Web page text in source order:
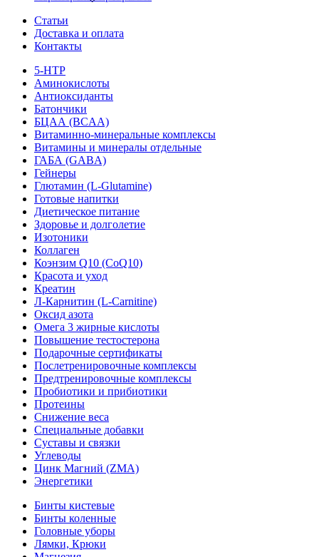
Статьи
Доставка и оплата
Контакты
5-HTP
Аминокислоты
Антиоксиданты
Батончики
БЦАА (BCAA)
Витаминно-минеральные комплексы
Витамины и минералы отдельные
ГАБА (GABA)
Гейнеры
Глютамин (L-Glutamine)
Готовые напитки
Диетическое питание
Здоровье и долголетие
Изотоники
Коллаген
Коэнзим Q10 (CoQ10)
Красота и уход
Креатин
Л-Карнитин (L-Сarnitine)
Оксид азота
Омега 3 жирные кислоты
Повышение тестостерона
Подарочные сертификаты
Послетренировочные комплексы
Предтренировочные комплексы
Пробиотики и прибиотики
Протеины
Снижение веса
Специальные добавки
Суставы и связки
Углеводы
Цинк Магний (ZMA)
Энергетики
Бинты кистевые
Бинты коленные
Головные уборы
Лямки, Крюки